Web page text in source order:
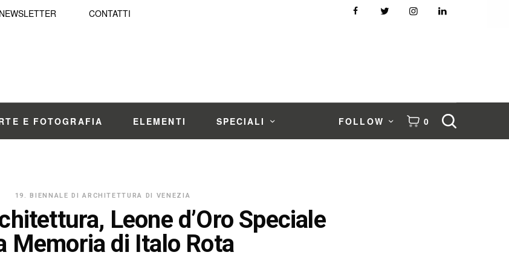
NEWSLETTER CONTATTI
E FOTOGRAFIA ELEMENTI SPECIALI FOLLOW 0
19. BIENNALE DI ARCHITETTURA DI VENEZIA
Leone d’Oro Speciale
Memoria di Italo Rota